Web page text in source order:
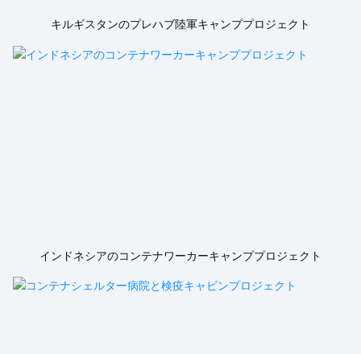
キルギスタンのプレハブ陸軍キャンププロジェクト
インドネシアのコンテナワーカーキャンププロジェクト